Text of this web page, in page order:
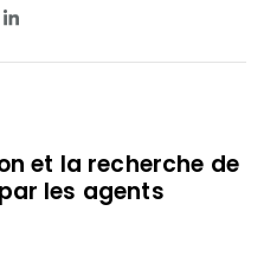
et la recherche de
les agents